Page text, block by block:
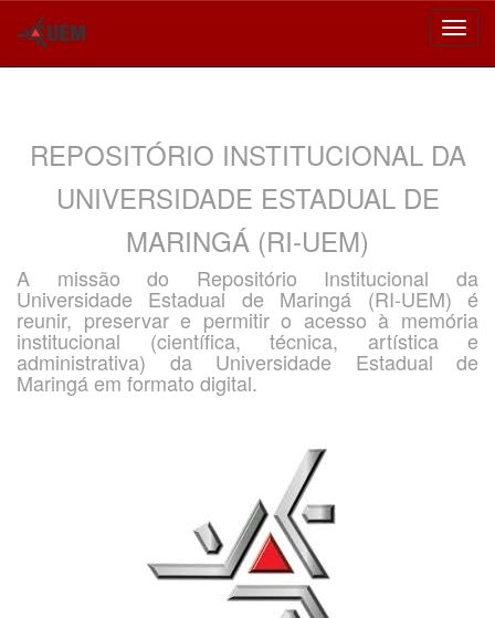
REPOSITÓRIO INSTITUCIONAL DA
UNIVERSIDADE ESTADUAL DE
MARINGÁ (RI-UEM)
A missão do Repositório Institucional da
Universidade Estadual de Maringá (RI-UEM) é
reunir, preservar e permitir o acesso à memória
institucional (científica, técnica, artística e
administrativa) da Universidade Estadual de
Maringá em formato digital.